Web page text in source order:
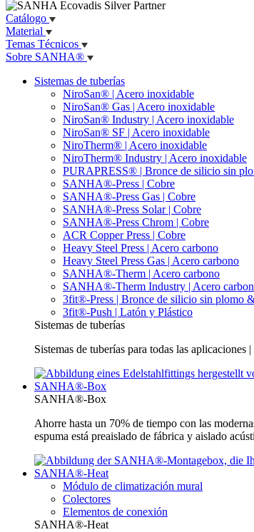
Catálogo
Material
Temas Técnicos
Sobre SANHA®
Sistemas de tuberías
NiroSan® | Acero inoxidable
NiroSan® Gas | Acero inoxidable
NiroSan® Industry | Acero inoxidable
NiroSan® SF | Acero inoxidable
NiroTherm® | Acero inoxidable
NiroTherm® Industry | Acero inoxidable
PURAPRESS® | Bronce de silicio sin
SANHA®-Press | Cobre
SANHA®-Press Gas | Cobre
SANHA®-Press Solar | Cobre
SANHA®-Press Chrom | Cobre
ACR Copper Press | Cobre
Heavy Steel Press | Acero carbono
Heavy Steel Press Gas | Acero carbono
SANHA®-Therm | Acero carbono
SANHA®-Therm Industry | Acero
3fit®-Press | Bronce de silicio sin plomo
3fit®-Push | Latón y Plástico
Sistemas de tuberías
Sistemas de tuberías para todas las
SANHA®-Box
SANHA®-Box
Ahorre hasta un 70% de tiempo con las
espuma está preaislado de fábrica y aislado
SANHA®-Heat
Módulo de climatización mural
Colectores
Elementos de conexión
SANHA®-Heat